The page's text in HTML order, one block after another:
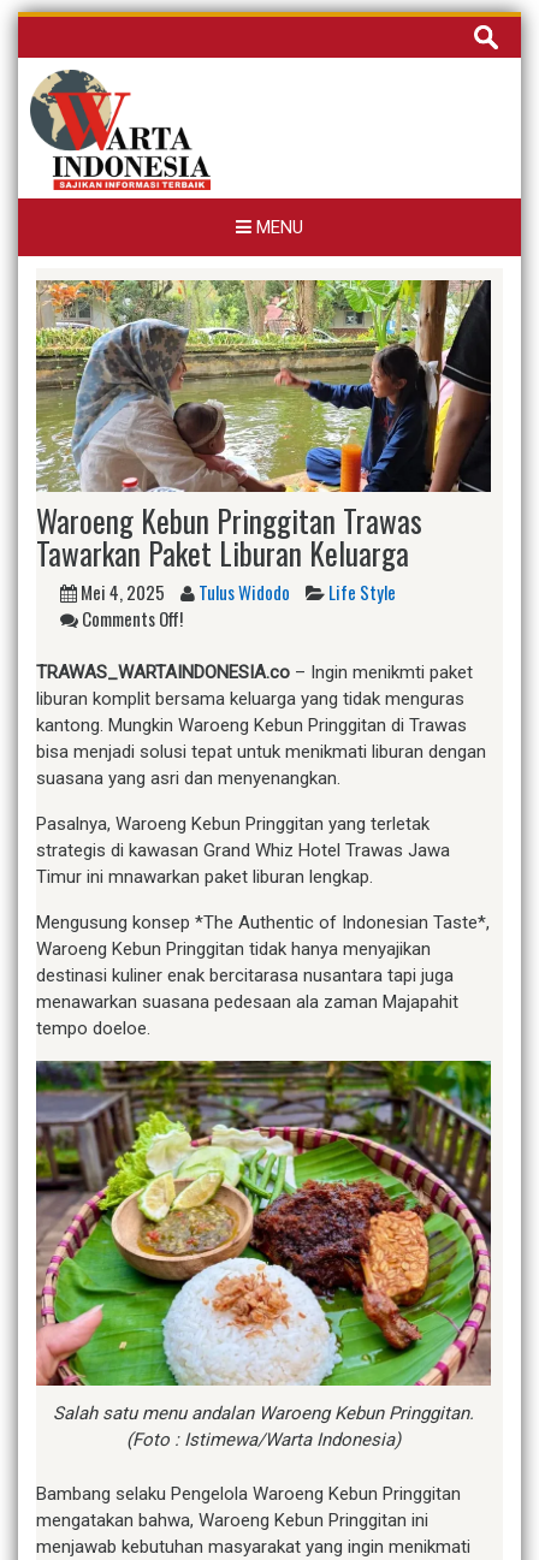
Skip
content
Cari
untuk:
MENU
Waroeng Kebun Pringgitan Trawas
Tawarkan Paket Liburan Keluarga
Mei 4, 2025 Tulus Widodo
Life Style
Comments Off!
TRAWAS_WARTAINDONESIA.co – Ingin menikmti paket
liburan komplit bersama keluarga yang tidak menguras
kantong. Mungkin Waroeng Kebun Pringgitan di Trawas
bisa menjadi solusi tepat untuk menikmati liburan dengan
suasana yang asri dan menyenangkan.
Pasalnya, Waroeng Kebun Pringgitan yang terletak
strategis di kawasan Grand Whiz Hotel Trawas Jawa
Timur ini mnawarkan paket liburan lengkap.
Mengusung konsep *The Authentic of Indonesian Taste*,
Waroeng Kebun Pringgitan tidak hanya menyajikan
destinasi kuliner enak bercitarasa nusantara tapi juga
menawarkan suasana pedesaan ala zaman Majapahit
tempo doeloe.
Salah satu menu andalan Waroeng Kebun Pringgitan.
(Foto : Istimewa/Warta Indonesia)
Bambang selaku Pengelola Waroeng Kebun Pringgitan
mengatakan bahwa, Waroeng Kebun Pringgitan ini
menjawab kebutuhan masyarakat yang ingin menikmati